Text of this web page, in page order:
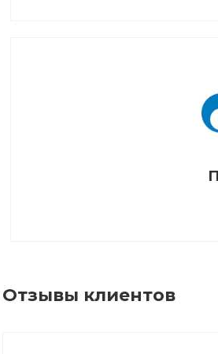
Отзывы клиентов